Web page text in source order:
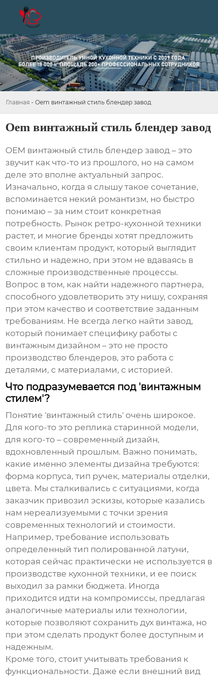
Главная - Oem винтажный стиль блендер завод
Oem винтажный стиль блендер завод
OEM винтажный стиль блендер завод – это
звучит как что-то из прошлого, но на самом
деле это вполне актуальный запрос.
Изначально, когда я слышу такое сочетание,
вспоминается некий романтизм, но быстро
понимаю – за ним стоит конкретная
потребность. Рынок ретро-кухонной техники
растет, и многие бренды хотят предложить
своим клиентам продукт, который выглядит
стильно и надежно, при этом не вдаваясь в
сложные производственные процессы.
Вопрос в том, как найти надежного партнера,
способного удовлетворить эту нишу, сохраняя
при этом качество и соответствие заданным
требованиям. Не всегда легко найти завод,
который понимает специфику работы с
винтажным дизайном – это не просто
производство блендеров, это работа с
деталями, с материалами, с историей.
Что подразумевается под 'винтажным
стилем'?
Понятие 'винтажный стиль' очень широкое.
Для кого-то это реплика старинной модели,
для кого-то – современный дизайн,
вдохновленный прошлым. Важно понимать,
какие именно элементы дизайна требуются:
форма корпуса, тип ручек, материалы отделки,
цвета. Мы сталкивались с ситуациями, когда
заказчик привозил эскизы, которые казались
нам нереализуемыми с точки зрения
современных технологий и стоимости.
Например, требование использовать
определенный тип полированной латуни,
которая сейчас практически не используется в
производстве кухонной техники, и ее поиск
выходил за рамки бюджета. Иногда
приходится идти на компромиссы, предлагая
аналогичные материалы или технологии,
которые позволяют сохранить дух винтажа, но
при этом сделать продукт более доступным и
надежным.
Кроме того, стоит учитывать требования к
функциональности. Даже если внешний вид